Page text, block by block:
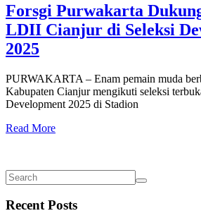
Forsgi Purwakarta
LDII Cianjur di Seleksi
2025
PURWAKARTA – Enam pemain muda
Kabupaten Cianjur mengikuti seleksi
Development 2025 di Stadion
Read More
Recent Posts